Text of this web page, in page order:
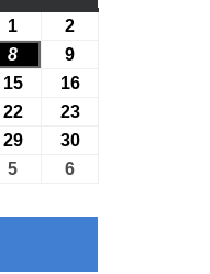
1 01.08.2026
2
8 08.08.2026
9
1515.08.2026
1616.08.2026
2222.08.2026
2323.08.2026
2929.08.2026
3030.08.2026
5 05.09.2026
6